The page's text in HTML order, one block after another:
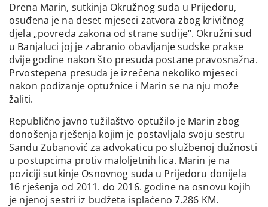
Drena Marin, sutkinja Okružnog suda u Prijedoru,
osuđena je na deset mjeseci zatvora zbog krivičnog
djela „povreda zakona od strane sudije“. Okružni sud
u Banjaluci joj je zabranio obavljanje sudske prakse
dvije godine nakon što presuda postane pravosnažna.
Prvostepena presuda je izrečena nekoliko mjeseci
nakon podizanje optužnice i Marin se na nju može
žaliti.
Republično javno tužilaštvo optužilo je Marin zbog
donošenja rješenja kojim je postavljala svoju sestru
Sandu Zubanović za advokaticu po službenoj dužnosti
u postupcima protiv maloljetnih lica. Marin je na
poziciji sutkinje Osnovnog suda u Prijedoru donijela
16 rješenja od 2011. do 2016. godine na osnovu kojih
je njenoj sestri iz budžeta isplaćeno 7.286 KM.